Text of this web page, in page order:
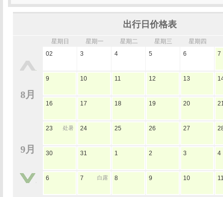
出行日价格表
8月
9月
星期日 星期一 星期二 星期三 星期四
02
3 4 5 6 7
9 10 11 12 13
16 17 18 19 20
23 处暑 24 25 26 27
30 31 1 2 3 4
6 7 白露 8 9 10